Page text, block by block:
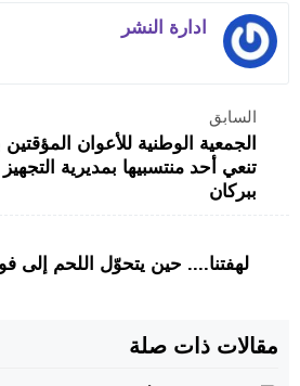
ادارة النشر
السابق
الجمعية الوطنية للأعوان المؤقتين
تنعي أحد منتسبيها بمديرية
ببركان
لهفتنا.... حين يتحوّل اللحم
مقالات ذات صلة